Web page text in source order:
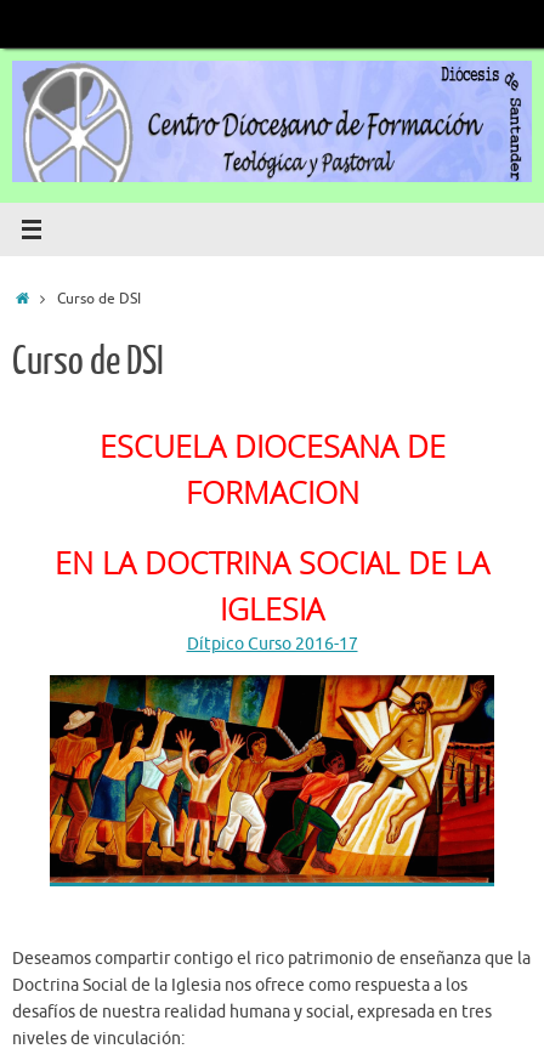
contenido
InicioCurso de DSI
Curso de DSI
ESCUELA DIOCESANA DE
FORMACION
EN LA DOCTRINA SOCIAL DE LA
IGLESIA
Dítpico Curso 2016-17
Deseamos compartir contigo el rico patrimonio de enseñanza que la
Doctrina Social de la Iglesia nos ofrece como respuesta a los
desafíos de nuestra realidad humana y social, expresada en tres
niveles de vinculación: